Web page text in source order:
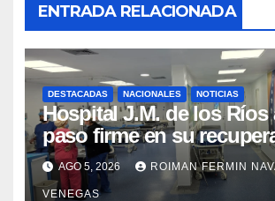
ENTRADA RELACIONADA
DESTACADAS NACIONALES NOTICIAS
Hospital J.M. de los Ríos
paso firme en su
tras los recientes eventos
sísmicos
AGO 5, 2026 ROIMAN FERMIN
VENEGAS